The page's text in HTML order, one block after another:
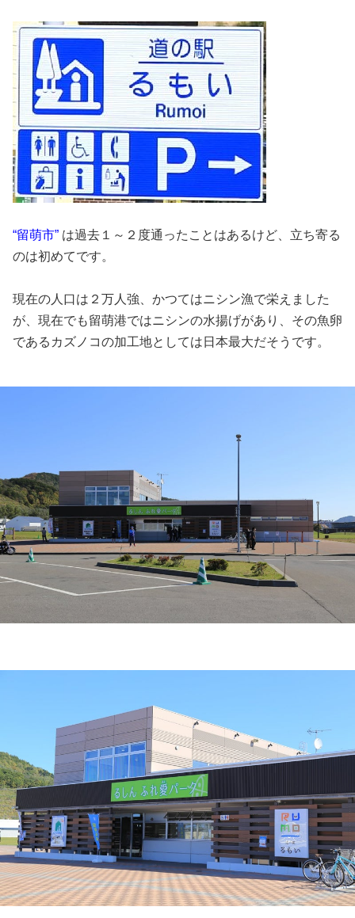
“留萌市” は過去１～２度通ったことはあるけど、立ち寄る
のは初めてです。
現在の人口は２万人強、かつてはニシン漁で栄えました
が、現在でも留萌港ではニシンの水揚げがあり、その魚卵
であるカズノコの加工地としては日本最大だそうです。